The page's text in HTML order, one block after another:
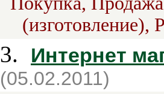
(изготовление),
3. Интернет
(05.02.2011)